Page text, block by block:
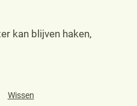
kan blijven haken,
Wissen